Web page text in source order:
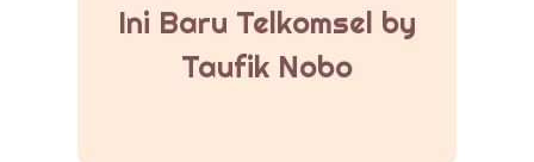
Ini Baru Telkomsel by
Taufik Nobo